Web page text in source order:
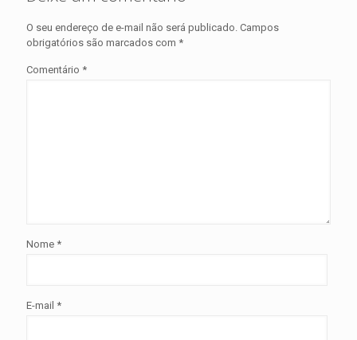
O seu endereço de e-mail não será publicado. Campos
obrigatórios são marcados com *
Comentário *
Nome *
E-mail *